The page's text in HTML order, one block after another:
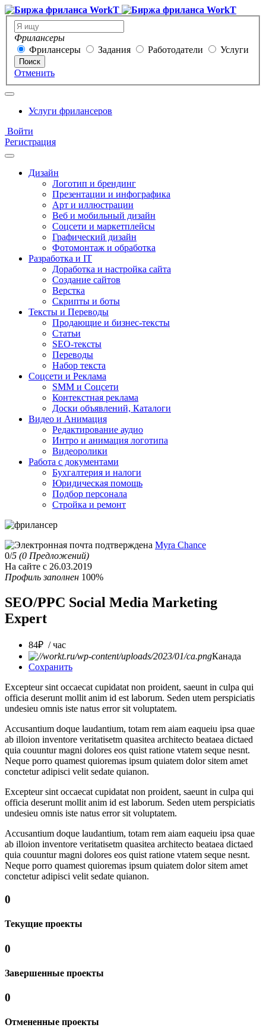
Фрилансеры
Фрилансеры
Задания Работодатели Услуги
Поиск
Отменить
Услуги фрилансеров
Войти
Регистрация
Дизайн
Логотип и брендинг
Презентации и инфографика
Арт и иллюстрации
Веб и мобильный дизайн
Соцсети и маркетплейсы
Графический дизайн
Фотомонтаж и обработка
Разработка и IT
Доработка и настройка сайта
Создание сайтов
Верстка
Скрипты и боты
Тексты и Переводы
Продающие и бизнес-тексты
Статьи
SEO-тексты
Переводы
Набор текста
Соцсети и Реклама
SMM и Соцсети
Контекстная реклама
Доски объявлений, Каталоги
Видео и Анимация
Редактирование аудио
Интро и анимация логотипа
Видеоролики
Работа с документами
Бухгалтерия и налоги
Юридическая помощь
Подбор персонала
Стройка и ремонт
Myra Chance
0/5 (0 Предложений)
На сайте с 26.03.2019
Профиль заполнен 100%
SEO/PPC Social Media Marketing
Expert
84₽ / час
Канада
Сохранить
Excepteur sint occaecat cupidatat non proident, saeunt in culpa qui
officia deserunt mollit anim id est laborum. Seden utem perspiciatis
undesieu omnis iste natus error sit voluptatem.
Accusantium doque laudantium, totam rem aiam eaqueiu ipsa quae
ab illoion inventore veritatisetm quasitea architecto beataea dictaed
quia couuntur magni dolores eos quist ratione vtatem seque nesnt.
Neque porro quamest quioremas ipsum quiatem dolor sitem amet
conctetur adipisci velit sedate quianon.
Excepteur sint occaecat cupidatat non proident, saeunt in culpa qui
officia deserunt mollit anim id est laborum. Seden utem perspiciatis
undesieu omnis iste natus error sit voluptatem.
Accusantium doque laudantium, totam rem aiam eaqueiu ipsa quae
ab illoion inventore veritatisetm quasitea architecto beataea dictaed
quia couuntur magni dolores eos quist ratione vtatem seque nesnt.
Neque porro quamest quioremas ipsum quiatem dolor sitem amet
conctetur adipisci velit sedate quianon.
0
Текущие проекты
0
Завершенные проекты
0
Отмененные проекты